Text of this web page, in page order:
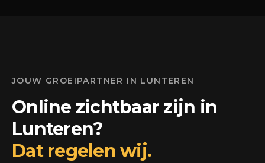
JOUW GROEIPARTNER IN LUNTEREN
Online zichtbaar zijn in
Lunteren?
Dat regelen wij.